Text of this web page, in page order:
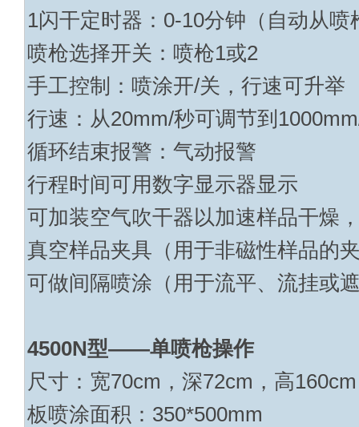
1闪干定时器： 0-10分钟（自动从喷
喷枪选择开关：喷枪1或2
手工控制：喷涂开/关，行速可升举
行速：从20mm/秒可调节到 1000mm
循环结束报警：气动报警
行程时间可用数字显示器显示
可加装空气吹干器以加速样品干燥
真空样品夹具（用于非磁性样品的
可做间隔喷涂（用于流平、流挂或
4500N型——单喷枪操作
尺寸：宽70cm ，深72cm ，高160cm
板喷涂面积： 350*500mm